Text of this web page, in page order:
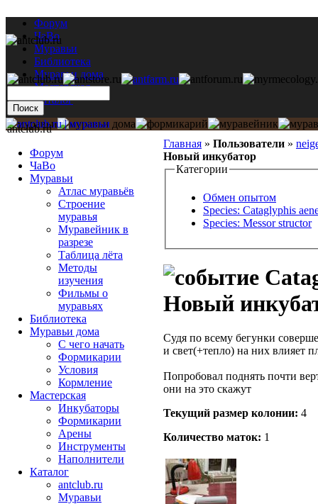
Форум
ЧаВо
Муравьи
Библиотека
Муравьи дома
Мастерская
Каталог
Главная » Пользователи »
Новый инкубатор
Категории
Обмен опытом
Species: Cataglyphis
Species: Messor structor
Новый
Судя по всему бегунки
и свет(+тепло) на них влияет
Попробовал поднять почти
они на это скажут
Текущий размер кoлонии: 4
Количество маток: 1
antclub.ru
Форум
ЧаВо
Муравьи
Атлас муравьёв
Строение
муравья
Муравейник в
разрезе
Таблица лёта
Методы
изучения
Фильмы о
муравьях
Библиотека
Муравьи дома
С чего начать
Формикарии
Условия
Кормление
Мастерская
Инкубаторы
Формикарии
Арены
Инструменты
Наполнители
Каталог
antclub.ru
Муравьи